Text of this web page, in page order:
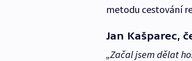
metodu cestování
Jan Kašparec,
„Začal jsem dělat